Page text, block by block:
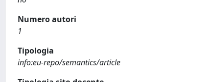
Numero autori
1
Tipologia
info:eu-repo/semantics/article